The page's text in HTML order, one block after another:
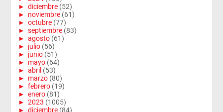
► diciembre (52)
► noviembre (61)
► octubre (77)
► septiembre (83)
► agosto (61)
► julio (56)
► junio (51)
► mayo (64)
► abril (53)
► marzo (80)
► febrero (19)
► enero (81)
► 2023 (1005)
► diciembre (84)